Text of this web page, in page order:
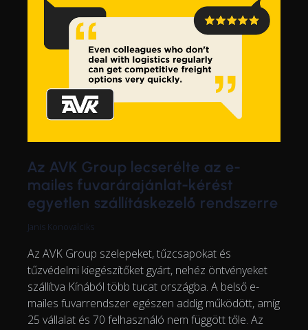
Az AVK Group lecserélte az e-
mailes fuvarárajánlat-kérést
egyetlen szállításkezelő rendszerre
Janis Konovalciks
Az AVK Group szelepeket, tűzcsapokat és
tűzvédelmi kiegészítőket gyárt, nehéz öntvényeket
szállítva Kínából több tucat országba. A belső e-
mailes fuvarrendszer egészen addig működött, amíg
25 vállalat és 70 felhasználó nem függött tőle. Az